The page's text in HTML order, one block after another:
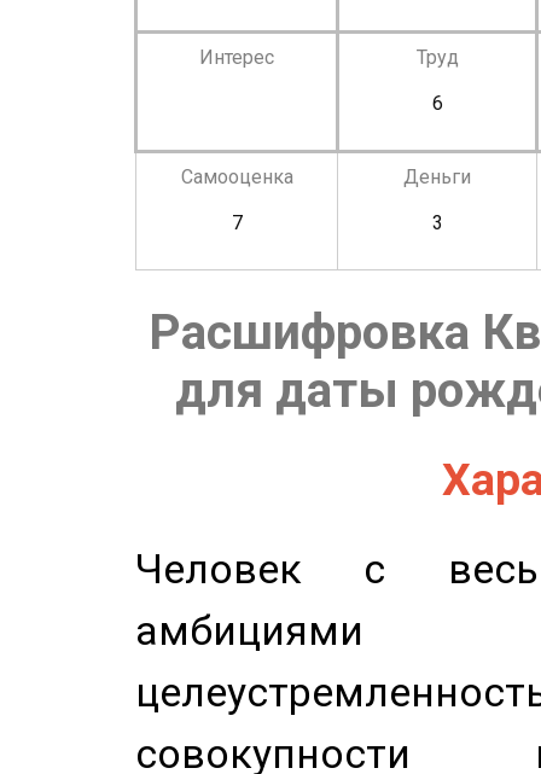
Интерес
Труд
6
Самооценка
7
Деньги
3
Расшифровка
для даты
Человек с